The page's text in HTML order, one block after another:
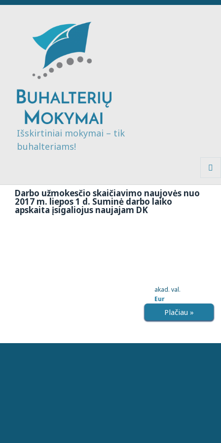
Išskirtiniai mokymai – tik
buhalteriams!
Darbo užmokesčio skaičiavimo naujovės nuo
2017 m. liepos 1 d. Suminė darbo laiko
apskaita įsigaliojus naujajam DK
akad. val.
Eur
Plačiau »